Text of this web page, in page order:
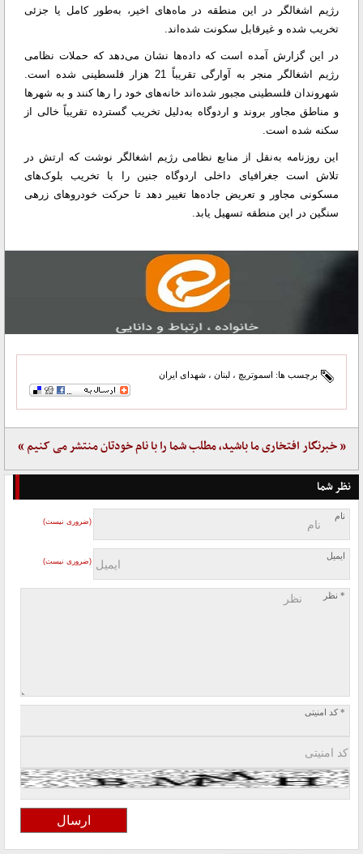
رژیم اشغالگر در این منطقه در ماه‌های اخیر، به‌طور کامل یا جزئی
تخریب شده و غیرقابل سکونت شده‌اند.
در این گزارش آمده است که داده‌ها نشان می‌دهد که حملات نظامی
رژیم اشغالگر منجر به آوارگی تقریباً 21 هزار فلسطینی شده است.
شهروندان فلسطینی مجبور شده‌اند خانه‌های خود را رها کنند و به شهرها
و مناطق مجاور بروند و اردوگاه به‌دلیل تخریب گسترده تقریباً خالی از
سکنه شده است.
این روزنامه به‌نقل از منابع نظامی رژیم اشغالگر نوشت که ارتش در
تلاش است جغرافیای داخلی اردوگاه جنین را با تخریب بلوک‌های
مسکونی مجاور و تعریض جاده‌ها تغییر دهد تا حرکت خودروهای زرهی
سنگین در این منطقه تسهیل یابد.
برچسب ها: اسموتریچ ، لبنان ، شهدای ایران
« خبرنگار افتخاری ما باشید، مطلب شما را با نام خودتان منتشر می کنیم »
نظر شما
نام
(ضروری نیست)
ایمیل
(ضروری نیست)
* نظر
* کد امنیتی